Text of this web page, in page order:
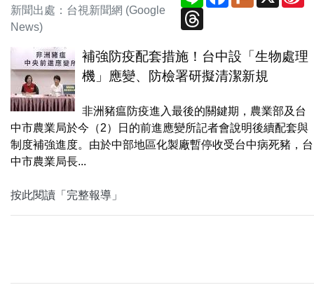
新聞出處：台視新聞網 (Google
News)
Threads
補強防疫配套措施！台中設「生物處理
機」應變、防檢署研擬清潔新規
非洲豬瘟防疫進入最後的關鍵期，農業部及台
中市農業局於今（2）日的前進應變所記者會說明後續配套與
制度補強進度。由於中部地區化製廠暫停收受台中病死豬，台
中市農業局長...
按此閱讀「完整報導」